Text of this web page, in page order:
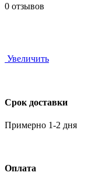
0 отзывов
Увеличить
Срок доставки
Примерно 1-2 дня
Оплата